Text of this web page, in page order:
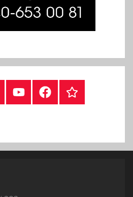
YouTubeFacebookTikTok